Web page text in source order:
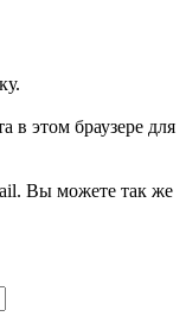
в этом браузере для
Вы можете так же